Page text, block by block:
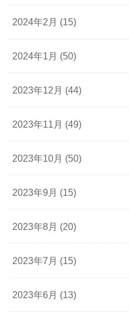
2024年2月 (15)
2024年1月 (50)
2023年12月 (44)
2023年11月 (49)
2023年10月 (50)
2023年9月 (15)
2023年8月 (20)
2023年7月 (15)
2023年6月 (13)